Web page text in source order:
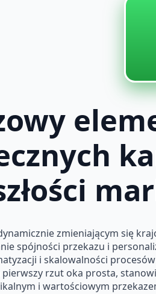
zmieniającym się
spójności przekazu i
i skalowalności
pierwszy rzut oka prosta,
i wartościowym